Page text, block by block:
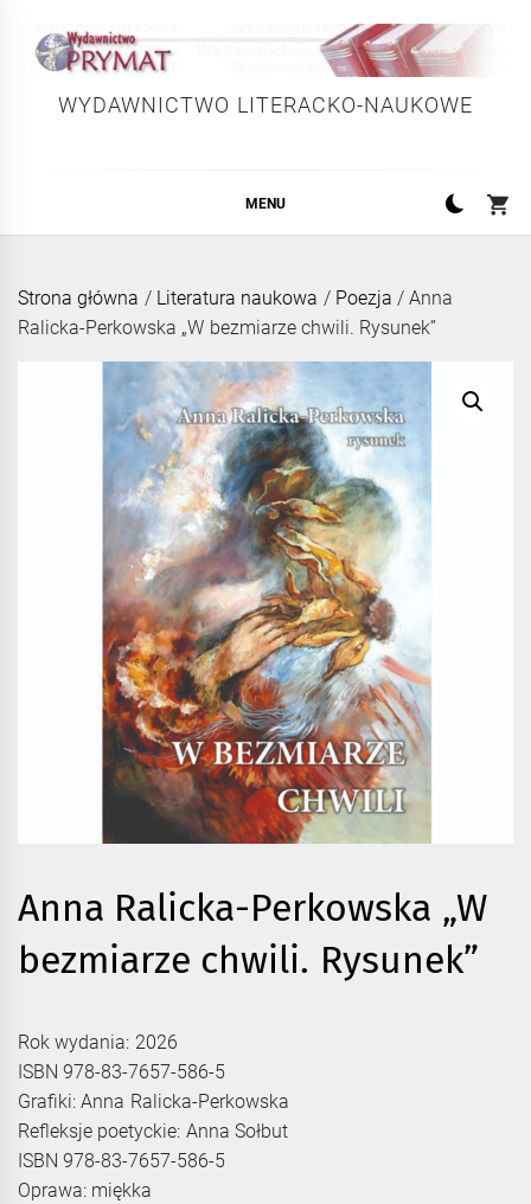
content
WYDAWNICTWO LITERACKO-NAUKOWE
MENU
Strona główna / Literatura naukowa / Poezja / Anna
Ralicka-Perkowska „W bezmiarze chwili. Rysunek”
Anna Ralicka-Perkowska „W
bezmiarze chwili. Rysunek”
Rok wydania: 2026
ISBN 978-83-7657-586-5
Grafiki: Anna Ralicka-Perkowska
Refleksje poetyckie: Anna Sołbut
ISBN 978-83-7657-586-5
Oprawa: miękka